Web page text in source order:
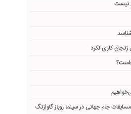
نیست
زنجان کاری نکرد
جام جهانی در سینما روباز گاوازنگ